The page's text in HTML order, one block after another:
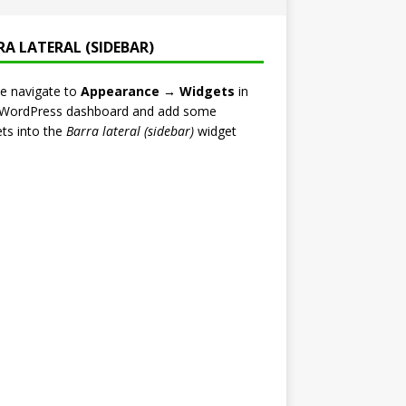
LATERAL (SIDEBAR)
navigate to Appearance → Widgets in
dashboard and add some
into the Barra lateral (sidebar)widget